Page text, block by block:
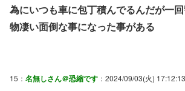
為にいつも車に包丁積んでるんだが一
物凄い面倒な事になった事がある
15： 名無しさん＠恐縮です ：2024/09/03(火)